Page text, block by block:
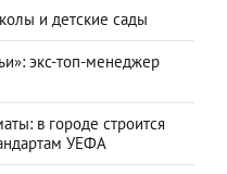
и детские сады
экс-топ-менеджер
в городе строится
УЕФА